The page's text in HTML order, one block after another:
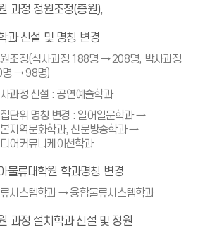
과정 정원조정(증원),
과 신설 및 명칭 변경
조정(석사과정 188명 → 208명, 박사과정
명 → 98명)
과정 신설 : 공연예술학과
단위 명칭 변경 : 일어일문학과 →
지역문화학과, 신문방송학과 →
디어커뮤니케이션학과
물류대학원 학과명칭 변경
시스템학과 → 융합물류시스템학과
과정 설치학과 신설 및 정원